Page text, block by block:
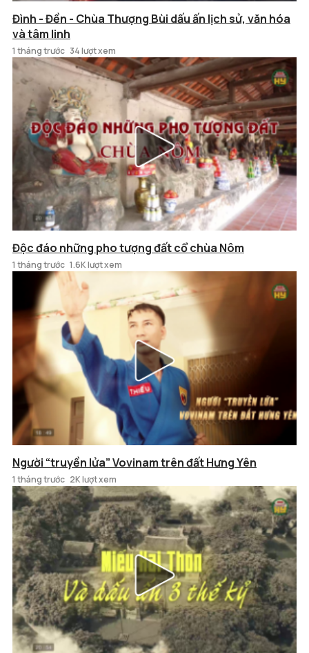
Đình - Đền - Chùa Thượng Bùi dấu ấn lịch sử, văn hóa
và tâm linh
1 tháng trước 34 lượt xem
Độc đáo những pho tượng đất cổ chùa Nôm
1 tháng trước 1.6K lượt xem
Người “truyền lửa” Vovinam trên đất Hưng Yên
1 tháng trước 2K lượt xem